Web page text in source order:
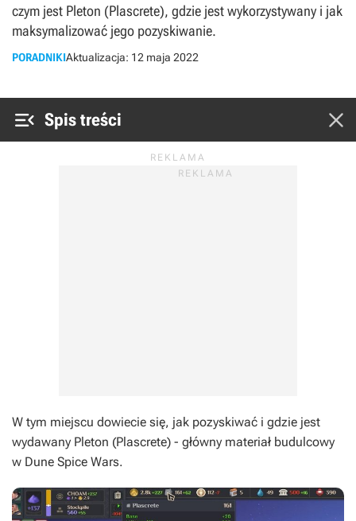
czym jest Pleton (Plascrete), gdzie jest wykorzystywany i jak
maksymalizować jego pozyskiwanie.
PORADNIKIAktualizacja: 12 maja 2022
 Spis treści 
W tym miejscu dowiecie się, jak pozyskiwać i gdzie jest
wydawany Pleton (Plascrete) - główny materiał budulcowy
w Dune Spice Wars.